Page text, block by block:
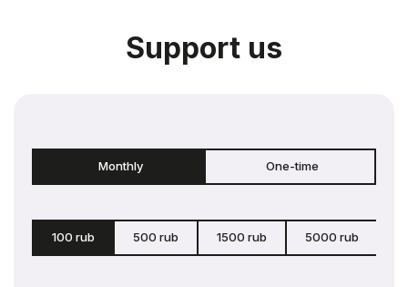
Support us
Monthly One-time
100 rub 500 rub 1500 rub 5000 rub